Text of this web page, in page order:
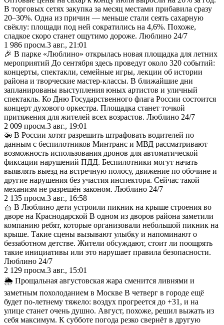
В торговых сетях закупка за месяц местами прибавила сразу
20–30%. Одна из причин — меньше стали сеять сахарную
свёклу: площади под ней сократились на 4,6%. Похоже,
сладкое скоро станет ощутимо дороже. Люблино 24/7
1 986 просм.3 авг., 21:01
🎉 В парке «Люблино» открылась новая площадка для летних
мероприятий До сентября здесь проведут около 320 событий:
концерты, спектакли, семейные игры, лекции об истории
района и творческие мастер-классы. В ближайшие дни
запланированы выступления юных артистов и уличный
спектакль. Ко Дню Государственного флага России состоится
концерт духового оркестра. Площадка станет точкой
притяжения для жителей всех возрастов. Люблино 24/7
2 009 просм.3 авг., 19:01
🚁 В России хотят разрешить штрафовать водителей по
данным с беспилотников Минтранс и МВД рассматривают
возможность использования дронов для автоматической
фиксации нарушений ПДД. Беспилотники могут начать
выявлять выезд на встречную полосу, движение по обочине и
другие нарушения без участия инспектора. Сейчас такой
механизм не разрешён законом. Люблино 24/7
2 135 просм.3 авг., 16:58
🧺 В Люблино дети устроили пикник на крыше строения во
дворе на Краснодарской В одном из дворов района заметили
компанию ребят, которые организовали небольшой пикник на
крыше. Такие сцены вызывают улыбку и напоминают о
беззаботном детстве. Жители обсуждают, стоит ли поощрять
такие инициативы или это нарушает правила безопасности.
Люблино 24/7
2 129 просм.3 авг., 15:01
🌦 Прощальная августовская жара сменится ливнями и
заметным похолоданием в Москве В четверг в городе ещё
будет по-летнему тяжело: воздух прогреется до +31, и на
улице станет очень душно. Август, похоже, решил выжать из
себя максимум. К субботе погода резко свернёт в другую